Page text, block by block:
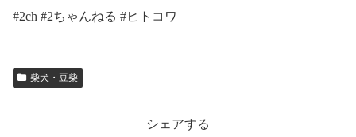
#2ch #2ちゃんねる #ヒトコワ
柴犬・豆柴
シェアする